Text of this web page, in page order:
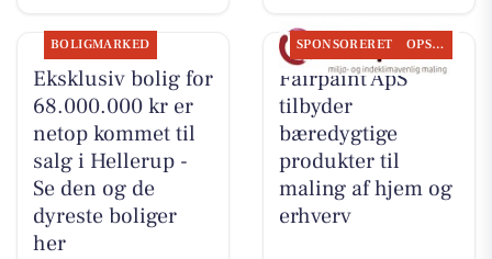
BOLIGMARKED
Eksklusiv bolig for
68.000.000 kr er
netop kommet til
salg i Hellerup -
Se den og de
dyreste boliger
her
SPONSORERET OPSLAGSTAVLEN
Fairpaint ApS
tilbyder
bæredygtige
produkter til
maling af hjem og
erhverv